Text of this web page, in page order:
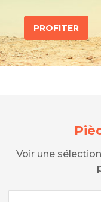
PROFITER
Voir une